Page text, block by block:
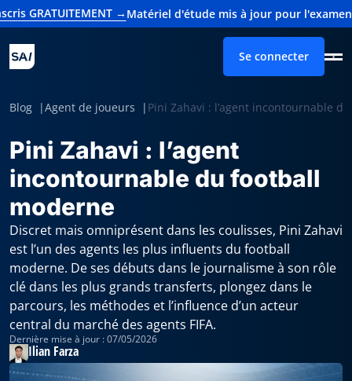
→Matériel d'étude mis à jour pour l'examen de 2026Je
Se connecter
Blog Agent de joueurs Pini Zahavi : l’agent incontournable
Pini Zahavi : l’agent
incontournable du football
moderne
Discret mais omniprésent dans les coulisses, Pini Zahavi
est l’un des agents les plus influents du football
moderne. De ses débuts dans le journalisme à son rôle
clé dans les plus grands transferts, plongez dans le
parcours, les méthodes et l’influence d’un acteur
central du marché des agents FIFA.
Dernière mise à jour : 07/05/2026
Ilian Farza